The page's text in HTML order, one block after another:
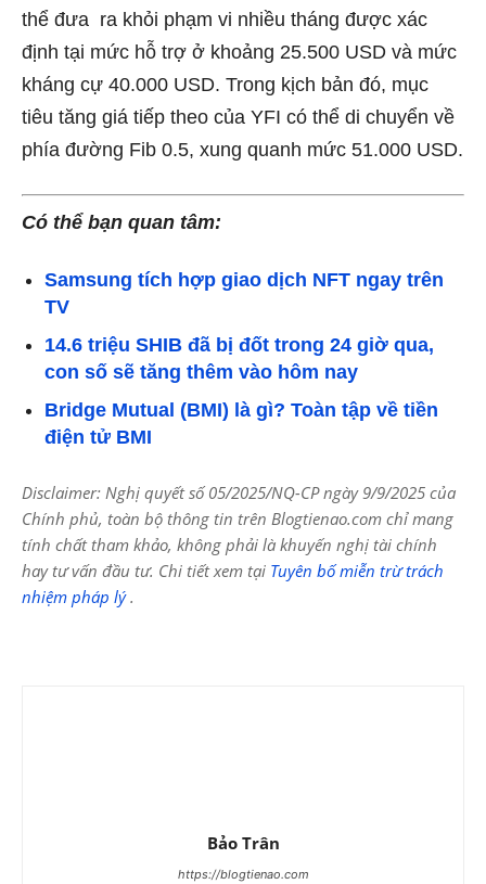
thể đưa ra khỏi phạm vi nhiều tháng được xác
định tại mức hỗ trợ ở khoảng 25.500 USD và mức
kháng cự 40.000 USD. Trong kịch bản đó, mục
tiêu tăng giá tiếp theo của YFI có thể di chuyển về
phía đường Fib 0.5, xung quanh mức 51.000 USD.
Có thể bạn quan tâm:
Samsung tích hợp giao dịch NFT ngay trên
TV
14.6 triệu SHIB đã bị đốt trong 24 giờ qua,
con số sẽ tăng thêm vào hôm nay
Bridge Mutual (BMI) là gì? Toàn tập về tiền
điện tử BMI
Disclaimer: Nghị quyết số 05/2025/NQ-CP ngày 9/9/2025 của
Chính phủ, toàn bộ thông tin trên Blogtienao.com chỉ mang
tính chất tham khảo, không phải là khuyến nghị tài chính
hay tư vấn đầu tư. Chi tiết xem tại Tuyên bố miễn trừ trách
nhiệm pháp lý.
Bảo Trân
https://blogtienao.com